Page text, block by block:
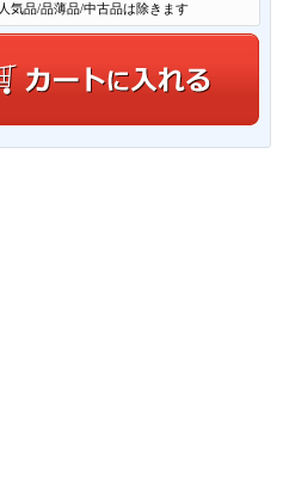
人気品/品薄品/中古品は除きます